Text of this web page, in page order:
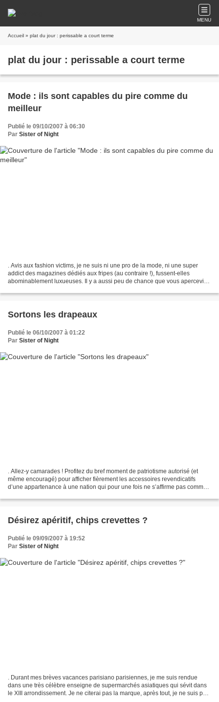
MENU
Accueil » plat du jour : perissable a court terme
plat du jour : perissable a court terme
Mode : ils sont capables du pire comme du
meilleur
Publié le 09/10/2007 à 06:30
Par Sister of Night
. Avis aux fashion victims, je ne suis ni une pro de la mode, ni une super
addict des magazines dédiés aux fripes (au contraire !), fussent-elles
abominablement luxueuses. Il y a aussi peu de chance que vous aperceviez
Sortons les drapeaux
Publié le 06/10/2007 à 01:22
Par Sister of Night
. Allez-y camarades ! Profitez du bref moment de patriotisme autorisé (et
même encouragé) pour afficher fièrement les accessoires revendicatifs
d’une appartenance à une nation qui pour une fois ne s’affirme pas comme
Désirez apéritif, chips crevettes ?
Publié le 09/09/2007 à 19:52
Par Sister of Night
. Durant mes brèves vacances parisiano parisiennes, je me suis rendue
dans une très célèbre enseigne de supermarchés asiatiques qui sévit dans
le XIII arrondissement. Je ne citerai pas la marque, après tout, je ne suis pas